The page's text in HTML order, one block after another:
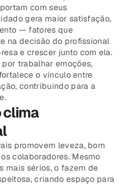
com seus
gera maior satisfação,
— fatores que
na decisão do profissional
e crescer junto com ela.
por trabalhar emoções,
o vínculo entre
contribuindo para a
clima
promovem leveza, bom
colaboradores. Mesmo
mais sérios, o fazem de
criando espaço para